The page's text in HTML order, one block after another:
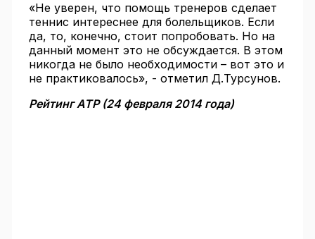
«Не уверен, что помощь тренеров сделает
теннис интереснее для болельщиков. Если
да, то, конечно, стоит попробовать. Но на
данный момент это не обсуждается. В этом
никогда не было необходимости – вот это и
не практиковалось», - отметил Д.Турсунов.
Рейтинг АТР (24 февраля 2014 года)